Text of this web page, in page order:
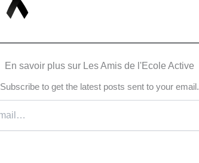
En savoir plus sur Les Amis de l'Ecole Active
Subscribe to get the latest posts sent to your email.